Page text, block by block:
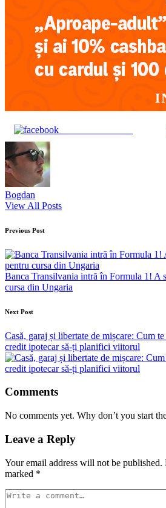
Bogdan
View All Posts
Post
navigation
Previous Post
Banca Transilvania intră în Formula 1! A
cursa din Ungaria
Next Post
Casă, garaj și libertate de mișcare: Cum
credit ipotecar să-ți planifici viitorul
Comments
No comments yet. Why don’t you start
Leave a Reply
Your email address will not be published.
marked *